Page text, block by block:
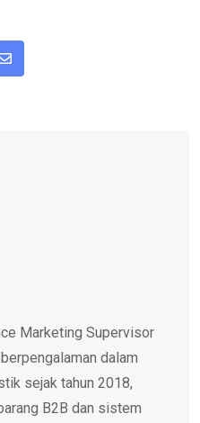
Share
Marketing Supervisor
dalam
sejak tahun 2018,
B2B dan sistem